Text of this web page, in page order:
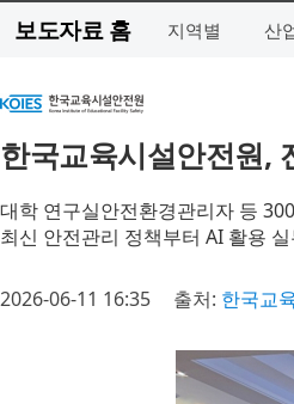
보도자료 홈 지역별 산
한국교육시설안전원,
대학 연구실안전환경관리자 등
최신 안전관리 정책부터 AI 활용
2026-06-11 16:35 출처: 한국교